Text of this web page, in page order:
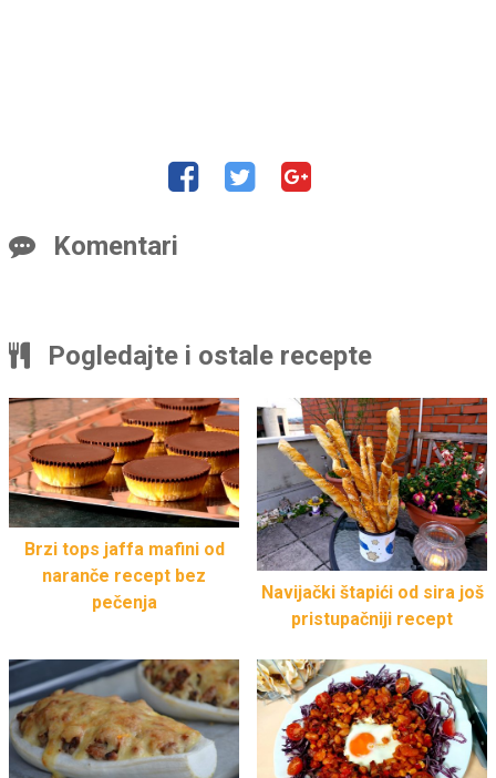
Komentari
Pogledajte i ostale recepte
Brzi tops jaffa mafini od
naranče recept bez
pečenja
Navijački štapići od sira još
pristupačniji recept